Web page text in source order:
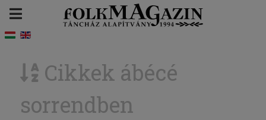
Cikkek ábécé
sorrendben